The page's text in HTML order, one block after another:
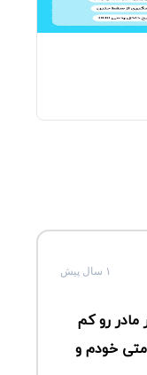
۱ سال پیش
رو کم
خودم و